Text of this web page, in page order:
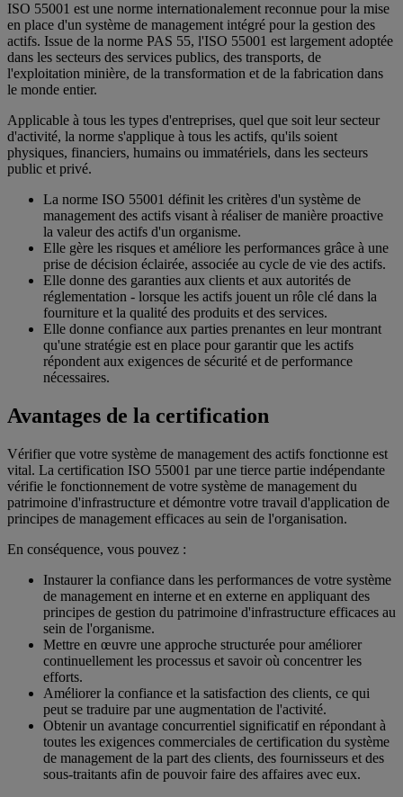
ISO 55001 est une norme internationalement reconnue pour la mise
en place d'un système de management intégré pour la gestion des
actifs. Issue de la norme PAS 55, l'ISO 55001 est largement adoptée
dans les secteurs des services publics, des transports, de
l'exploitation minière, de la transformation et de la fabrication dans
le monde entier.
Applicable à tous les types d'entreprises, quel que soit leur secteur
d'activité, la norme s'applique à tous les actifs, qu'ils soient
physiques, financiers, humains ou immatériels, dans les secteurs
public et privé.
La norme ISO 55001 définit les critères d'un système de
management des actifs visant à réaliser de manière proactive
la valeur des actifs d'un organisme.
Elle gère les risques et améliore les performances grâce à une
prise de décision éclairée, associée au cycle de vie des actifs.
Elle donne des garanties aux clients et aux autorités de
réglementation - lorsque les actifs jouent un rôle clé dans la
fourniture et la qualité des produits et des services.
Elle donne confiance aux parties prenantes en leur montrant
qu'une stratégie est en place pour garantir que les actifs
répondent aux exigences de sécurité et de performance
nécessaires.
Avantages de la certification
Vérifier que votre système de management des actifs fonctionne est
vital. La certification ISO 55001 par une tierce partie indépendante
vérifie le fonctionnement de votre système de management du
patrimoine d'infrastructure et démontre votre travail d'application de
principes de management efficaces au sein de l'organisation.
En conséquence, vous pouvez :
Instaurer la confiance dans les performances de votre système
de management en interne et en externe en appliquant des
principes de gestion du patrimoine d'infrastructure efficaces au
sein de l'organisme.
Mettre en œuvre une approche structurée pour améliorer
continuellement les processus et savoir où concentrer les
efforts.
Améliorer la confiance et la satisfaction des clients, ce qui
peut se traduire par une augmentation de l'activité.
Obtenir un avantage concurrentiel significatif en répondant à
toutes les exigences commerciales de certification du système
de management de la part des clients, des fournisseurs et des
sous-traitants afin de pouvoir faire des affaires avec eux.